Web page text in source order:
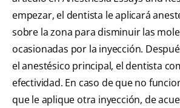
empezar, el dentista le aplicará
sobre la zona para disminuir las
ocasionadas por la inyección.
el anestésico principal, el dentista
efectividad. En caso de que no
que le aplique otra inyección, de